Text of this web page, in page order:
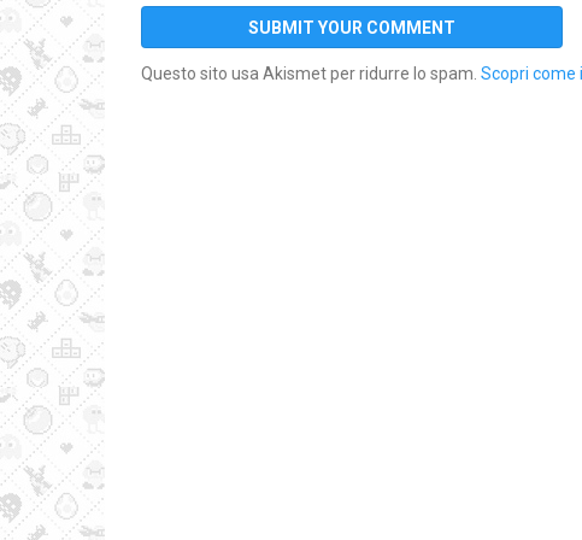
Questo sito usa Akismet per ridurre lo spam. Scopri come